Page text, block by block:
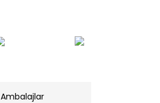
Ambalajlar